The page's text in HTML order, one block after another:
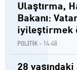
Ulaştırma,
Bakanı:
iyileştirmek
POLİTİK - 14:48
28 yaşındaki